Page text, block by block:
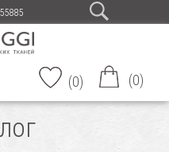
(0) (0)